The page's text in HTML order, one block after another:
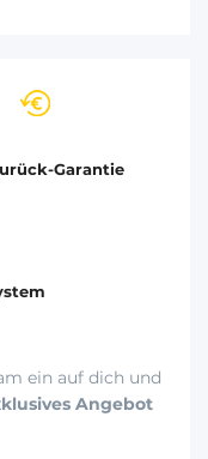
Garantie
ein auf dich und
Angebot